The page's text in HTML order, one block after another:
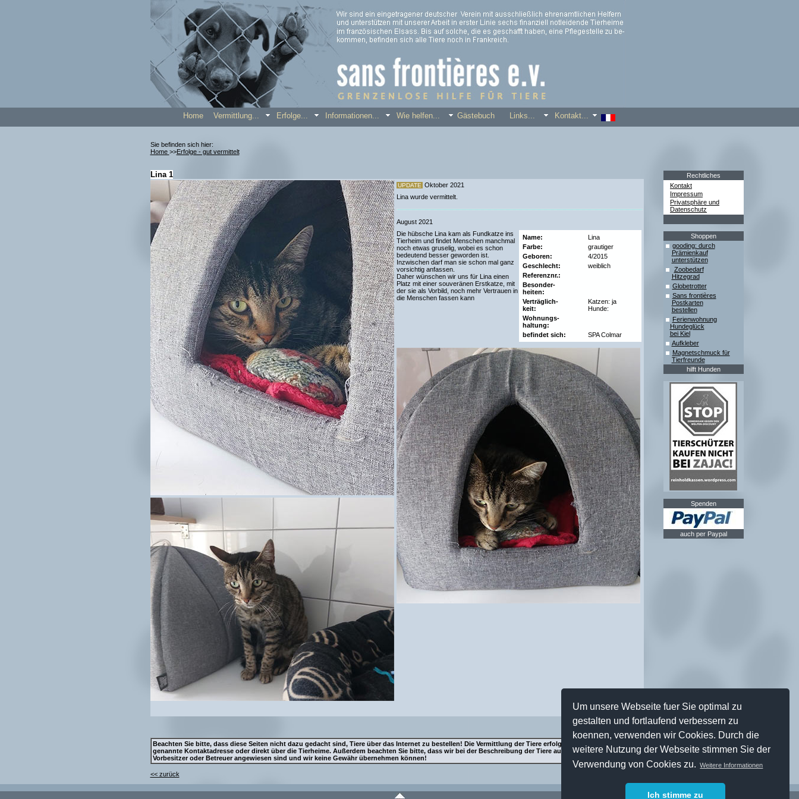
Um unsere Webseite fuer Sie optimal zu
gestalten und fortlaufend verbessern zu
koennen, verwenden wir Cookies. Durch die
weitere Nutzung der Webseite stimmen Sie der
Verwendung von Cookies zu.
Weitere Informationen
Ich stimme zu
Home Vermittlung... Erfolge... Informationen... Wie helfen... Gästebuch Links... Kontakt...
Sie befinden sich hier:
Home >>Erfolge - gut vermittelt
Rechtliches
Kontakt
Impressum
Privatsphäre und
Datenschutz
Shoppen
gooding: durch
Prämienkauf
unterstützen
Zoobedarf
Hitzegrad
Globetrotter
Sans frontières
Postkarten
bestellen
Ferienwohnung
Hundeglück
bei Kiel
Aufkleber
Magnetschmuck für
Tierfreunde
hilft Hunden
Spenden
auch per Paypal
Lina 1
UPDATE Oktober 2021
Lina wurde vermittelt.
August 2021
Name:
Lina
Farbe:
grautiger
Geboren:
4/2015
Geschlecht:
weiblich
Referenznr.:
Besonder-
heiten:
Verträglich-
keit:
Katzen: ja
Hunde:
Wohnungs-
haltung:
befindet sich:
SPA Colmar
Die hübsche Lina kam als Fundkatze ins
Tierheim und findet Menschen manchmal
noch etwas gruselig, wobei es schon
bedeutend besser geworden ist.
Inzwischen darf man sie schon mal ganz
vorsichtig anfassen.
Daher wünschen wir uns für Lina einen
Platz mit einer souveränen Erstkatze, mit
der sie als Vorbild, noch mehr Vertrauen in
die Menschen fassen kann
Beachten Sie bitte, dass diese Seiten nicht dazu gedacht sind, Tiere über das Internet zu bestellen! Die Vermittlung der Tiere erfolgt ausschließlich über die
genannte Kontaktadresse oder direkt über die Tierheime. Außerdem beachten Sie bitte, dass wir bei der Beschreibung der Tiere auf die Einschätzung der
Vorbesitzer oder Betreuer angewiesen sind und wir keine Gewähr übernehmen können!
<< zurück